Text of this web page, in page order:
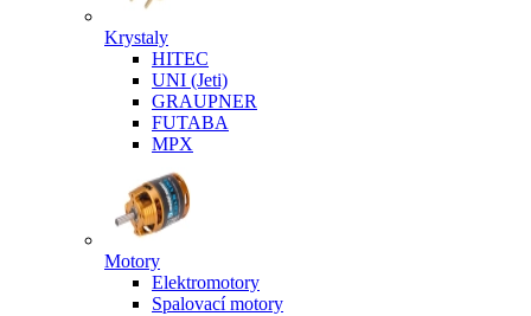
Krystaly
HITEC
UNI (Jeti)
GRAUPNER
FUTABA
MPX
Motory
Elektromotory
Spalovací motory